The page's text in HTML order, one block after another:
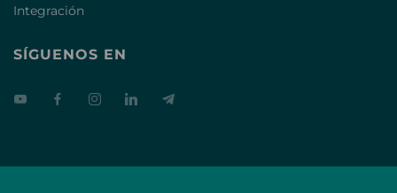
Integración
SÍGUENOS EN